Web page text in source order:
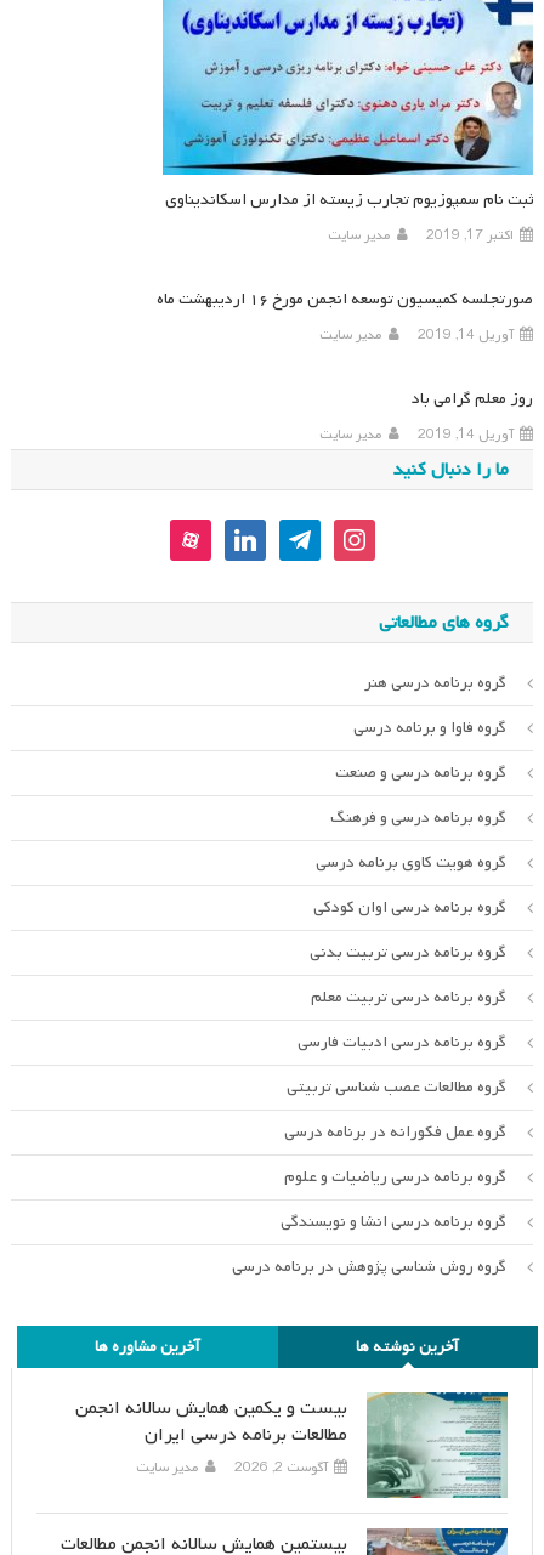
ثبت نام سمپوزیوم تجارب زیسته از مدارس اسکاندیناوی
اکتبر 17, 2019 مدیر سایت
صورتجلسه کمیسیون توسعه انجمن مورخ ۱۶ اردیبهشت ماه
آوریل 14, 2019 مدیر سایت
روز معلم گرامی باد
آوریل 14, 2019 مدیر سایت
ما را دنبال کنید
instagram
telegram
linkedin
aparat
گروه های مطالعاتی
گروه برنامه درسی هنر
گروه فاوا و برنامه درسی
گروه برنامه درسی و صنعت
گروه برنامه درسی و فرهنگ
گروه هویت کاوی برنامه درسی
گروه برنامه درسی اوان کودکی
گروه برنامه درسی تربیت بدنی
گروه برنامه درسی تربیت معلم
گروه برنامه درسی ادبیات فارسی
گروه مطالعات عصب شناسی تربیتی
گروه عمل فکورانه در برنامه درسی
گروه برنامه درسی ریاضیات و علوم
گروه برنامه درسی انشا و نویسندگی
گروه روش شناسی پژوهش در برنامه درسی
آخرین نوشته ها آخرین مشاوره ها
بیست و یکمین همایش سالانه انجمن
مطالعات برنامه درسی ایران
آگوست 2, 2026 مدیر سایت
بیستمین همایش سالانه انجمن مطالعات